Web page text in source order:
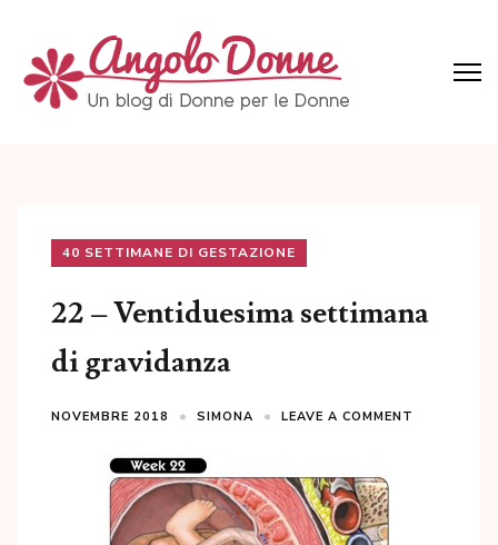
content
(Press
40 SETTIMANE DI GESTAZIONE
22 – Ventiduesima settimana
di gravidanza
NOVEMBRE 2018 SIMONA LEAVE A COMMENT